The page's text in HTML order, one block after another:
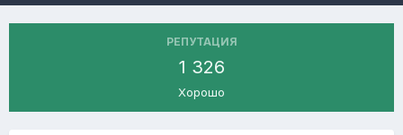
РЕПУТАЦИЯ
1 326
Хорошо